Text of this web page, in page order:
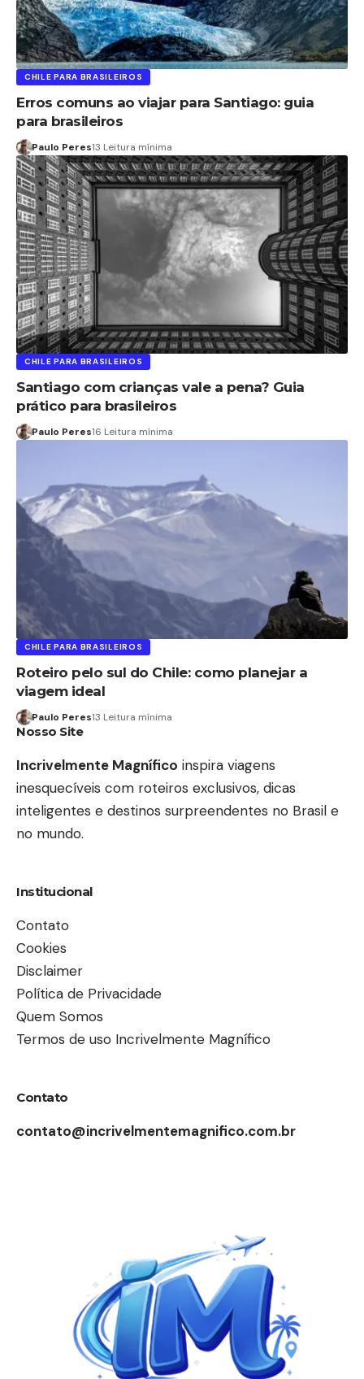
CHILE PARA BRASILEIROS
Erros comuns ao viajar para Santiago: guia
para brasileiros
Paulo Peres13 Leitura mínima
CHILE PARA BRASILEIROS
Santiago com crianças vale a pena? Guia
prático para brasileiros
Paulo Peres16 Leitura mínima
CHILE PARA BRASILEIROS
Roteiro pelo sul do Chile: como planejar a
viagem ideal
Paulo Peres13 Leitura mínima
Nosso Site
Incrivelmente Magnífico inspira viagens
inesquecíveis com roteiros exclusivos, dicas
inteligentes e destinos surpreendentes no Brasil e
no mundo.
Institucional
Contato
Cookies
Disclaimer
Política de Privacidade
Quem Somos
Termos de uso Incrivelmente Magnífico
Contato
contato@incrivelmentemagnifico.com.br